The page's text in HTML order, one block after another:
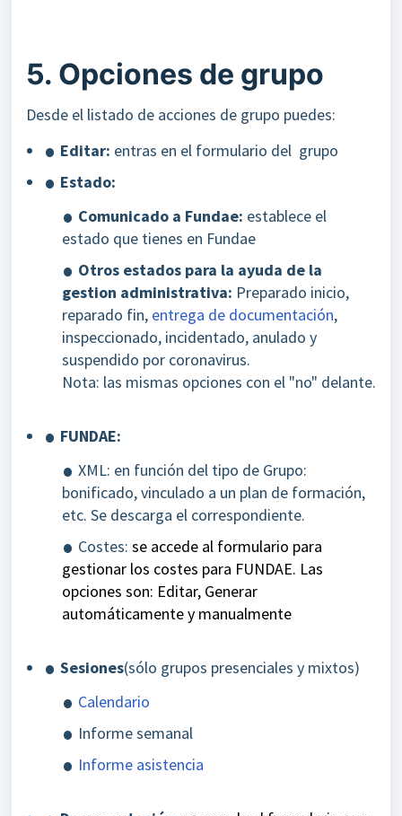
5. Opciones de grupo
Desde el listado de acciones de grupo puedes:
Editar: entras en el formulario del grupo
Estado:
Comunicado a Fundae: establece el
estado que tienes en Fundae
Otros estados para la ayuda de la
gestion administrativa: Preparado inicio,
reparado fin, entrega de documentación,
inspeccionado, incidentado, anulado y
suspendido por coronavirus.
Nota: las mismas opciones con el "no" delante.
FUNDAE:
XML: en función del tipo de Grupo:
bonificado, vinculado a un plan de formación,
etc. Se descarga el correspondiente.
Costes: se accede al formulario para
gestionar los costes para FUNDAE. Las
opciones son: Editar, Generar
automáticamente y manualmente
Sesiones(sólo grupos presenciales y mixtos)
Calendario
Informe semanal
Informe asistencia